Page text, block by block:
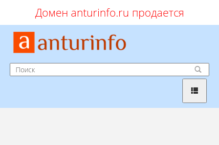
Домен anturinfo.ru продается